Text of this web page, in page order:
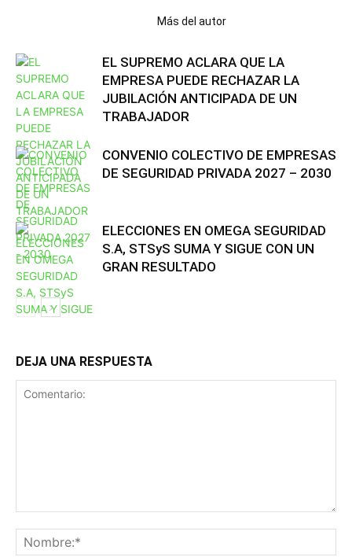
Más del autor
EL SUPREMO ACLARA QUE LA
EMPRESA PUEDE RECHAZAR LA
JUBILACIÓN ANTICIPADA DE UN
TRABAJADOR
CONVENIO COLECTIVO DE EMPRESAS
DE SEGURIDAD PRIVADA 2027 – 2030
ELECCIONES EN OMEGA SEGURIDAD
S.A, STSyS SUMA Y SIGUE CON UN
GRAN RESULTADO
DEJA UNA RESPUESTA